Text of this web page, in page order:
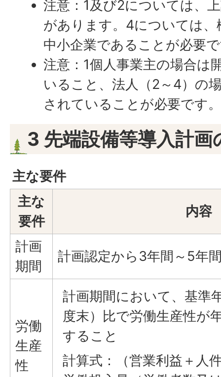
注意：1及び2については、
があります。4については、
中小企業であることが必要
注意：1個人事業主の場合は
いること、法人（2～4）の
されていることが必要です
3 先端設備等導入計画
主な要件
主な
要件
内容
計画
期間
計画認定から3年間～5年
労働
生産
性
計画期間において、基準
度末）比で労働生産性が
すること
計算式：（営業利益＋人